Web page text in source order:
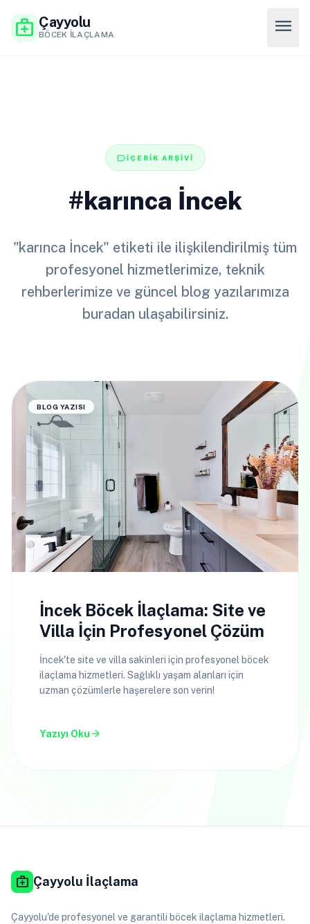
medical_services Çayyolu
BÖCEK İLAÇLAMA menu
labelİÇERİK ARŞİVİ
#karınca İncek
"karınca İncek" etiketi ile ilişkilendirilmiş tüm
profesyonel hizmetlerimize, teknik
rehberlerimize ve güncel blog yazılarımıza
buradan ulaşabilirsiniz.
BLOG YAZISI
İncek Böcek İlaçlama: Site ve
Villa İçin Profesyonel Çözüm
İncek'te site ve villa sakinleri için profesyonel böcek
ilaçlama hizmetleri. Sağlıklı yaşam alanları için
uzman çözümlerle haşerelere son verin!
Yazıyı Oku arrow_forward
medical_services Çayyolu İlaçlama
Çayyolu'de profesyonel ve garantili böcek ilaçlama hizmetleri.